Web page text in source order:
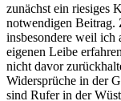
zunächst ein riesiges
notwendigen Beitrag.
insbesondere weil ich
eigenen Leibe
nicht davor
Widersprüche in der
sind Rufer in der